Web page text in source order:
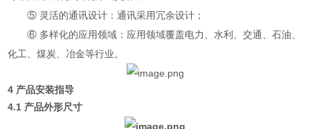
⑤ 灵活的通讯设计：通讯采用冗余设计；
⑥ 多样化的应用领域：应用领域覆盖电力、水利、交通、石油、
化工、煤炭、冶金等行业。
4 产品安装指导
4.1 产品外形尺寸